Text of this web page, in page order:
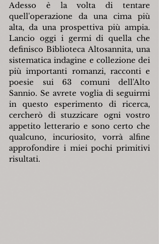
Adesso è la volta di tentare
quell'operazione da una cima più
alta, da una prospettiva più ampia.
Lancio oggi i germi di quella che
definisco Biblioteca Altosannita, una
sistematica indagine e collezione dei
più importanti romanzi, racconti e
poesie sui 63 comuni dell'Alto
Sannio. Se avrete voglia di seguirmi
in questo esperimento di ricerca,
cercherò di stuzzicare ogni vostro
appetito letterario e sono certo che
qualcuno, incuriosito, vorrà alfine
approfondire i miei pochi primitivi
risultati.